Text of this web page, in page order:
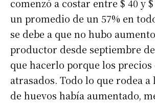
comenzó a costar entre $ 40 y
un promedio de un 57% en
se debe a que no hubo
productor desde septiembre
que hacerlo porque los precios
atrasados. Todo lo que rodea
de huevos había aumentado,